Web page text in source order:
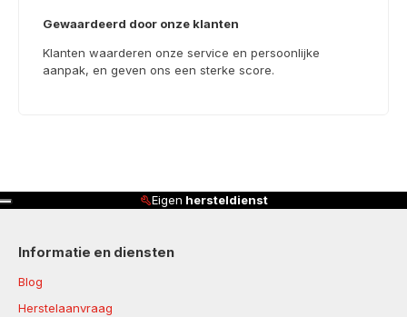
Gewaardeerd door onze klanten
Klanten waarderen onze service en persoonlijke
aanpak, en geven ons een sterke score.
Klanten beoordelen ons met
Informatie en diensten
Blog
Herstelaanvraag